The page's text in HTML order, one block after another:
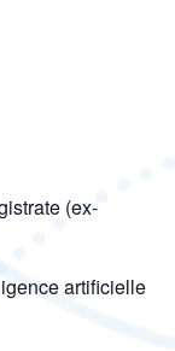
(ex-
artificielle